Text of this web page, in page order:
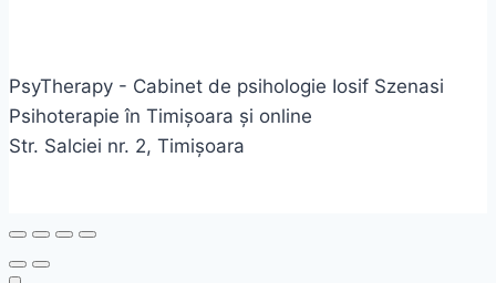
PsyTherapy - Cabinet de psihologie Iosif Szenasi
Psihoterapie în Timișoara și online
Str. Salciei nr. 2, Timișoara